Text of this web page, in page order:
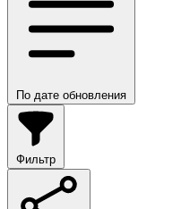
По дате обновления
Фильтр